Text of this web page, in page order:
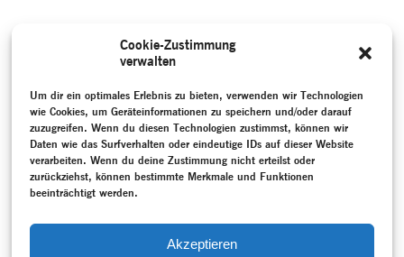
Cookie-Zustimmung
verwalten
Um dir ein optimales Erlebnis zu bieten, verwenden wir Technologien
wie Cookies, um Geräteinformationen zu speichern und/oder darauf
zuzugreifen. Wenn du diesen Technologien zustimmst, können wir
Daten wie das Surfverhalten oder eindeutige IDs auf dieser Website
verarbeiten. Wenn du deine Zustimmung nicht erteilst oder
zurückziehst, können bestimmte Merkmale und Funktionen
beeinträchtigt werden.
Akzeptieren